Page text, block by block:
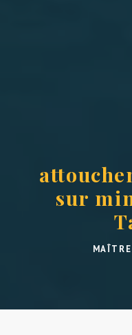
sur